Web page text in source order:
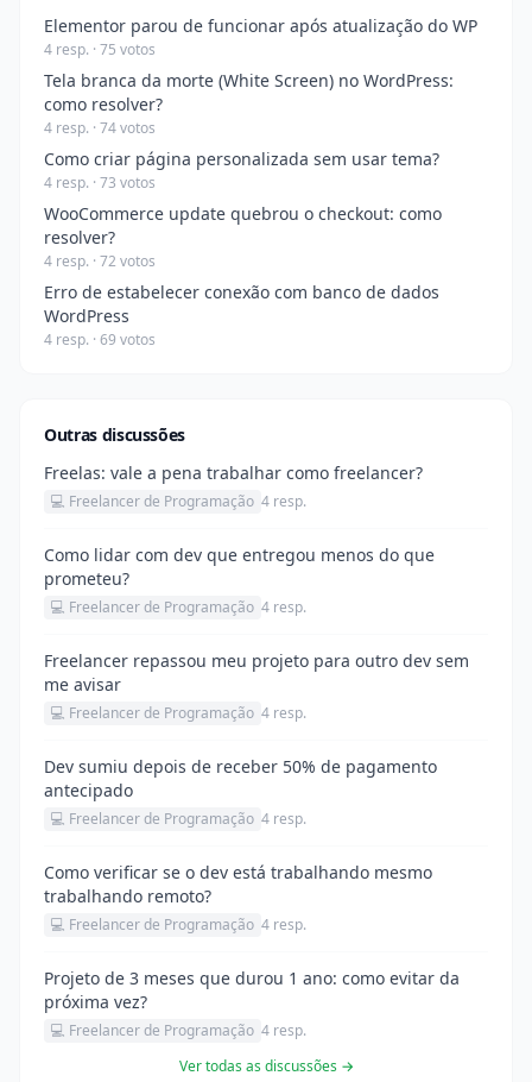
Elementor parou de funcionar após atualização do WP
4 resp. · 75 votos
Tela branca da morte (White Screen) no WordPress:
como resolver?
4 resp. · 74 votos
Como criar página personalizada sem usar tema?
4 resp. · 73 votos
WooCommerce update quebrou o checkout: como
resolver?
4 resp. · 72 votos
Erro de estabelecer conexão com banco de dados
WordPress
4 resp. · 69 votos
Outras discussões
Freelas: vale a pena trabalhar como freelancer?
💻 Freelancer de Programação 4 resp.
Como lidar com dev que entregou menos do que
prometeu?
💻 Freelancer de Programação 4 resp.
Freelancer repassou meu projeto para outro dev sem
me avisar
💻 Freelancer de Programação 4 resp.
Dev sumiu depois de receber 50% de pagamento
antecipado
💻 Freelancer de Programação 4 resp.
Como verificar se o dev está trabalhando mesmo
trabalhando remoto?
💻 Freelancer de Programação 4 resp.
Projeto de 3 meses que durou 1 ano: como evitar da
próxima vez?
💻 Freelancer de Programação 4 resp.
Ver todas as discussões →